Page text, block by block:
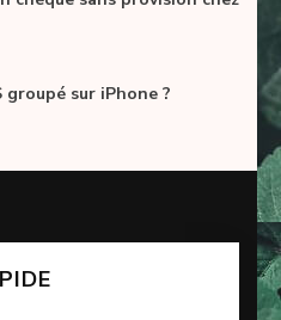
groupé sur iPhone ?